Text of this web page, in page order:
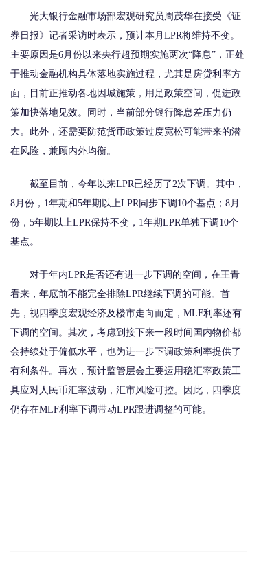
光大银行金融市场部宏观研究员周茂华在接受《证
券日报》记者采访时表示，预计本月LPR将维持不变。
主要原因是6月份以来央行超预期实施两次“降息”，正处
于推动金融机构具体落地实施过程，尤其是房贷利率方
面，目前正推动各地因城施策，用足政策空间，促进政
策加快落地见效。同时，当前部分银行降息差压力仍
大。此外，还需要防范货币政策过度宽松可能带来的潜
在风险，兼顾内外均衡。
截至目前，今年以来LPR已经历了2次下调。其中，
8月份，1年期和5年期以上LPR同步下调10个基点；8月
份，5年期以上LPR保持不变，1年期LPR单独下调10个
基点。
对于年内LPR是否还有进一步下调的空间，在王青
看来，年底前不能完全排除LPR继续下调的可能。首
先，视四季度宏观经济及楼市走向而定，MLF利率还有
下调的空间。其次，考虑到接下来一段时间国内物价都
会持续处于偏低水平，也为进一步下调政策利率提供了
有利条件。再次，预计监管层会主要运用稳汇率政策工
具应对人民币汇率波动，汇市风险可控。因此，四季度
仍存在MLF利率下调带动LPR跟进调整的可能。